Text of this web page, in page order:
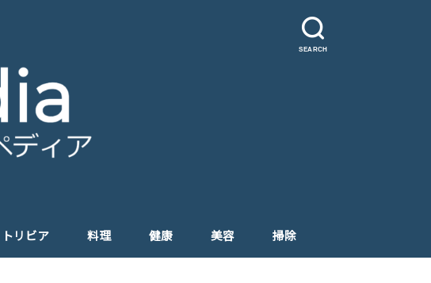
SEARCH
トリビア 料理 健康 美容 掃除